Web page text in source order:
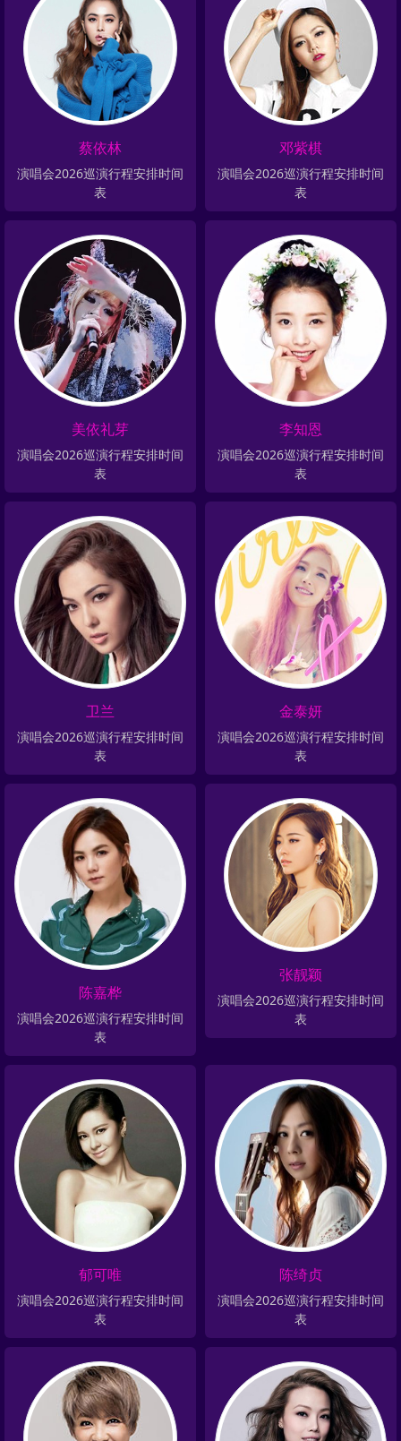
蔡依林
演唱会2026巡演行程安排时间
表
邓紫棋
演唱会2026巡演行程安排时间
表
美依礼芽
演唱会2026巡演行程安排时间
表
李知恩
演唱会2026巡演行程安排时间
表
卫兰
演唱会2026巡演行程安排时间
表
金泰妍
演唱会2026巡演行程安排时间
表
陈嘉桦
演唱会2026巡演行程安排时间
表
张靓颖
演唱会2026巡演行程安排时间
表
郁可唯
演唱会2026巡演行程安排时间
表
陈绮贞
演唱会2026巡演行程安排时间
表